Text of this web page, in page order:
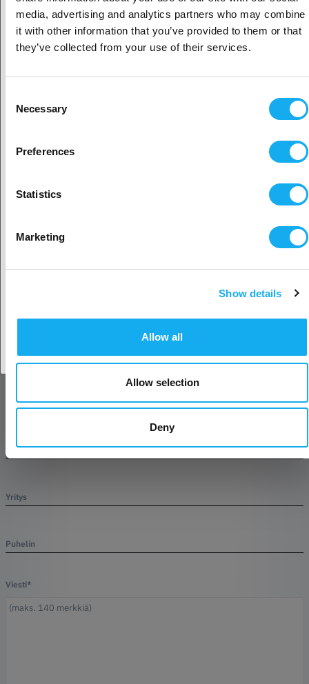
media, advertising and analytics partners who may combine
it with other information that you’ve provided to them or that
they’ve collected from your use of their services.
Selection
Necessary
Preferences
Statistics
Marketing
Show details
Allow all
Allow selection
Deny
vähentämistä ja mikrohuokoisen muottipohjan lisäosien käyttöä.
Ainutlaatuisten tarttumattomuusominaisuuksiensa ja pitkäaikaisen
ja teollisiin sovelluksiin.
ARVOSTELUT
Tuote
Sukunimi*
sähköposti*
Yritys
Puhelin
Viesti*
Oletko yritys- vai yksityisasiakas?
Yritysasiakas